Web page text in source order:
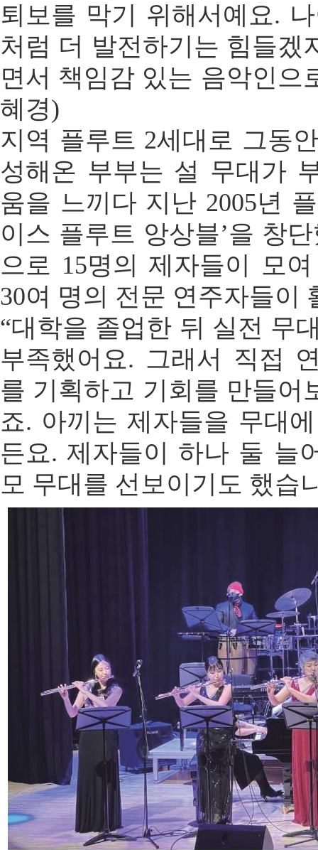
퇴보를 막기 위해서예요.
처럼 더 발전하기는 힘들겠
면서 책임감 있는 음악인으
혜경)
지역 플루트 2세대로 그동
성해온 부부는 설 무대가
움을 느끼다 지난 2005년
이스 플루트 앙상블’을 창
으로 15명의 제자들이 모
30여 명의 전문 연주자들이
“대학을 졸업한 뒤 실전 무
부족했어요. 그래서 직접
를 기획하고 기회를 만들어
죠. 아끼는 제자들을 무대
든요. 제자들이 하나 둘 늘
모 무대를 선보이기도 했습